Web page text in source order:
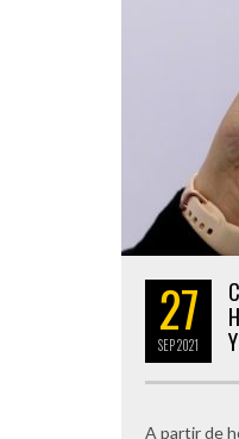
27
SEP2021
A partir de